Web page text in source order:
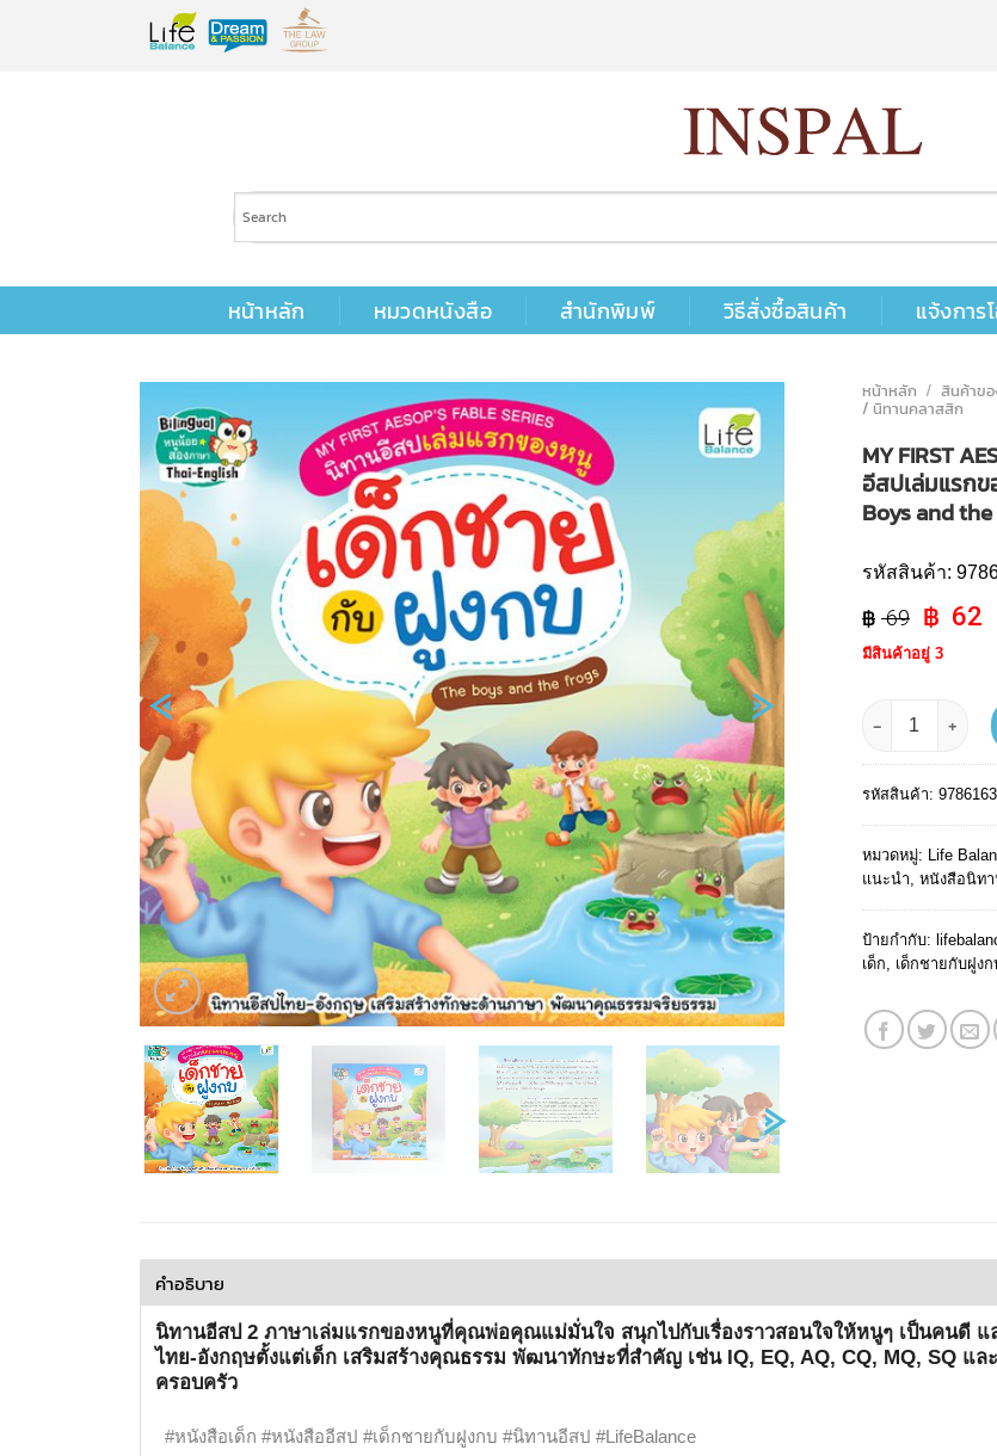
หน้าหลัก หมวดหนังสือ สำนักพิมพ์ วิธีสั่งซื้อสินค้า แจ้งการ
หน้าหลัก / สินค้าขอ
/ นิทานคลาสสิก
MY FIRST
อีสปเล่มแรก
Boys and
รหัสสินค้า:
69
price
was:
62
มีสินค้าอยู่ 3
จำนวน MY
รหัสสินค้า:
หมวดหมู่: Life
แนะนำ, หนังสือนิท
ป้ายกำกับ:
เด็ก, เด็กชายกับฝูงก
คำอธิบาย
นิทานอีสป 2 ภาษาเล่มแรกของหนูที่คุณพ่อคุณแม่มั่นใจ สนุกไปกับเรื่องราวสอนใจให้หนูๆ เป็นคนดี
ไทย-อังกฤษตั้งแต่เด็ก เสริมสร้างคุณธรรม พัฒนาทักษะที่สำคัญ เช่น IQ, EQ, AQ, CQ, MQ, SQ แล
ครอบครัว
#หนังสือเด็ก #หนังสืออีสป #เด็กชายกับฝูงกบ #นิทานอีสป #LifeBalance